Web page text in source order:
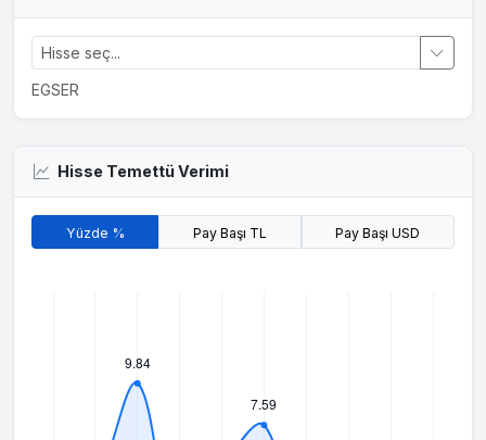
EGSER
Hisse Temettü Verimi
Yüzde % Pay Başı TL Pay Başı USD